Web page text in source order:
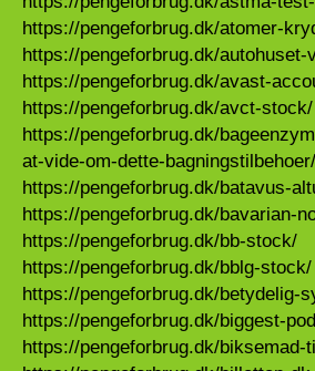
https://pengeforbrug.dk/atomer-
https://pengeforbrug.dk/autohuset-
https://pengeforbrug.dk/avast-
https://pengeforbrug.dk/avct-stock/
https://pengeforbrug.dk/
at-vide-om-dette-bagningstilbehoer/
https://pengeforbrug.dk/batavus-
https://pengeforbrug.dk/bavarian-
https://pengeforbrug.dk/bb-stock/
https://pengeforbrug.dk/bblg-stock/
https://pengeforbrug.dk/betydelig-
https://pengeforbrug.dk/biggest-
https://pengeforbrug.dk/biksemad-